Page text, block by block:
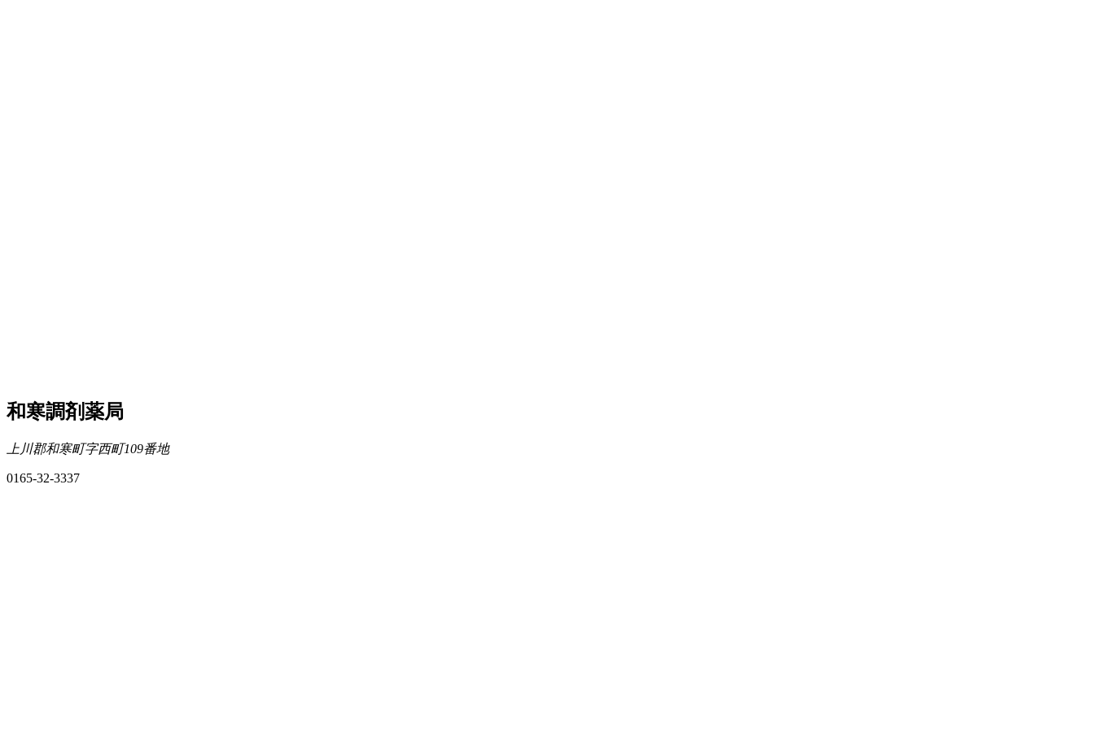
和寒調剤薬局
上川郡和寒町字西町109番地
0165-32-3337